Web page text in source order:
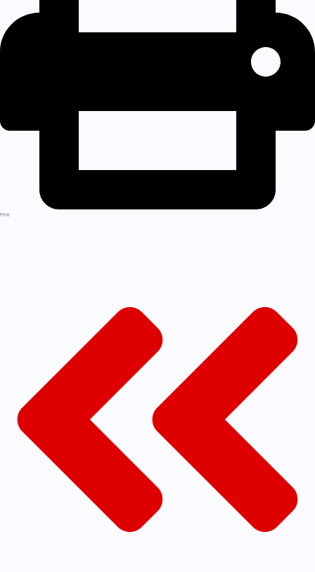
Print